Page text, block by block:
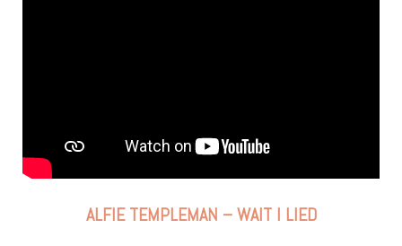
ALFIE TEMPLEMAN – WAIT I LIED